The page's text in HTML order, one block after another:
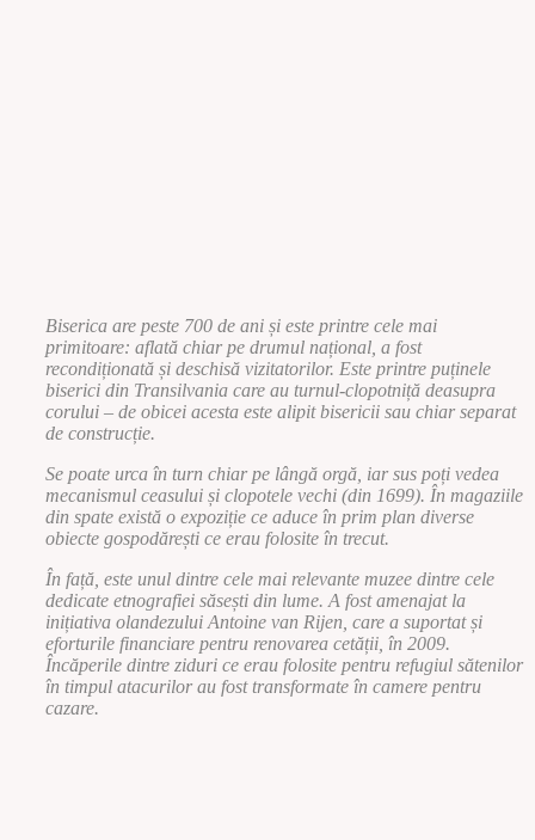
Biserica are peste 700 de ani și este printre cele mai
primitoare: aflată chiar pe drumul național, a fost
recondiționată și deschisă vizitatorilor. Este printre puținele
biserici din Transilvania care au turnul-clopotniță deasupra
corului – de obicei acesta este alipit bisericii sau chiar separat
de construcție.
Se poate urca în turn chiar pe lângă orgă, iar sus poți vedea
mecanismul ceasului și clopotele vechi (din 1699). În magaziile
din spate există o expoziție ce aduce în prim plan diverse
obiecte gospodărești ce erau folosite în trecut.
În față, este unul dintre cele mai relevante muzee dintre cele
dedicate etnografiei săsești din lume. A fost amenajat la
inițiativa olandezului Antoine van Rijen, care a suportat și
eforturile financiare pentru renovarea cetății, în 2009.
Încăperile dintre ziduri ce erau folosite pentru refugiul sătenilor
în timpul atacurilor au fost transformate în camere pentru
cazare.